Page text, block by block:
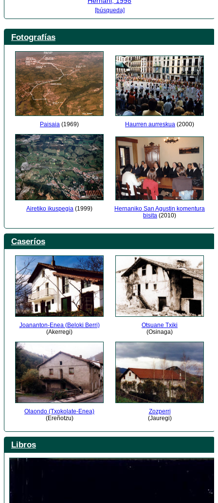
[búsqueda]
Fotografías
Paisaia (1969) Haurren aurreskua (2000)
Airetiko ikuspegia (1999)
Hernaniko San Agustin komentura
bisita (2010)
Caseríos
Joananton-Enea (Beloki Berri)
(Akerregi)
Otsuane Txiki
(Osinaga)
Olaondo (Txokolate-Enea)
(Ereñotzu)
Zozperri
(Jauregi)
Libros